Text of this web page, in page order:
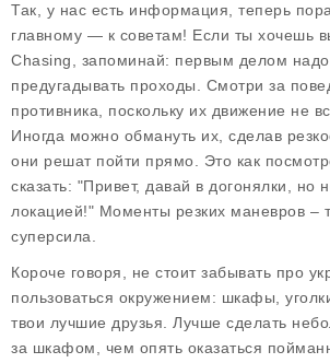
Так, у нас есть информация, теперь
главному — к советам! Если ты хочешь
Chasing , запоминай: первым делом надо
предугадывать проходы. Смотри за
противника, поскольку их движение не
Иногда можно обмануть их, сделав
они решат пойти прямо. Это как
сказать: "Привет, давай в догонялки, но
локацией!" Моменты резких маневров –
суперсила.
Короче говоря, не стоит забывать про
пользоваться окружением: шкафы,
твои лучшие друзья. Лучше сделать
за шкафом, чем опять оказаться